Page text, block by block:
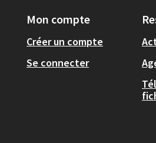
Mon compte
Créer un compte
Se connecter